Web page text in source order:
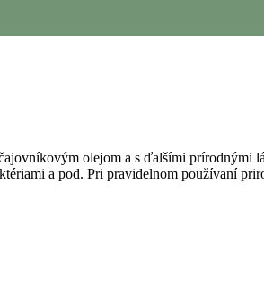
olejom a s ďalšími prírodnými
a pod. Pri pravidelnom používaní